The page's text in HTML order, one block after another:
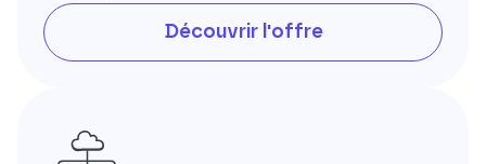
Découvrir l'offre